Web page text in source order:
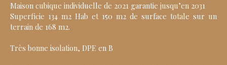
Maison cubique individuelle de 2021 garantie jusqu’en 2031
Superficie 134 m2 Hab et 150 m2 de surface totale sur un
terrain de 168 m2.
Très bonne isolation, DPE en B